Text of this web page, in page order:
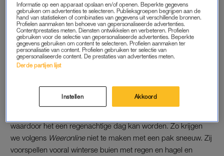
toekomst ligt. Maar voor de sneeuwliefhebbers is er goede
hoop: volgensMetrobehoort de supercomputer van het
weercentrum tot een van de krachtigste ter wereld, waardoor
de weersvoorspellingen vaak betrouwbaar blijken te zijn. ‘Als
deze berekening uitkomt, ligt Nederland volgende week
volledig plat’, schrijft meteoroloog Michael van der Poel op
WINTERSE BUIEN
waardoor het een regenachtige dag kan worden. Zo krijgen
we volgens Weeronlineniet te maken met een pak sneeuw. Zij
voorspellen vooral winterse buien met regen en hagel en
Informatie op een apparaat opslaan en/of openen. Beperkte gegevens
gebruiken om advertenties te selecteren. Publieksgroepen begrijpen aan de
hand van statistieken of combinaties van gegevens uit verschillende bronnen.
Profielen aanmaken ten behoeve van gepersonaliseerde advertenties.
Contentprestaties meten. Diensten ontwikkelen en verbeteren. Profielen
gebruiken voor de selectie van gepersonaliseerde advertenties. Beperkte
gegevens gebruiken om content te selecteren. Profielen aanmaken ter
personalisatie van content. Profielen gebruiken ter selectie van
gepersonaliseerde content. De prestaties van advertenties meten.
Derde partijen lijst
Instellen Akkoord